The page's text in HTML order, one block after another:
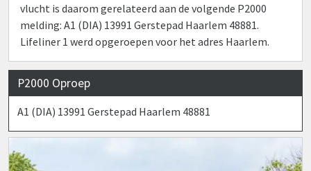
vlucht is daarom gerelateerd aan de volgende P2000
melding: A1 (DIA) 13991 Gerstepad Haarlem 48881.
Lifeliner 1 werd opgeroepen voor het adres Haarlem.
P2000 Oproep
A1 (DIA) 13991 Gerstepad Haarlem 48881